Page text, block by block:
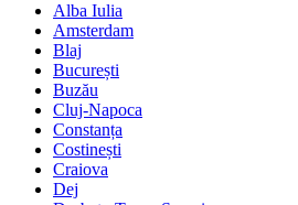
Alba Iulia
Amsterdam
Blaj
București
Buzău
Cluj-Napoca
Constanța
Costinești
Craiova
Dej